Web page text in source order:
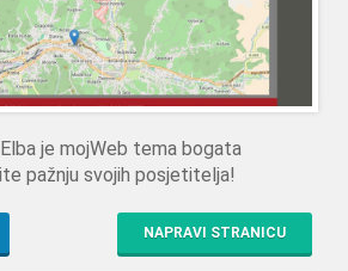
je mojWeb tema bogata
pažnju svojih posjetitelja!
NAPRAVI STRANICU